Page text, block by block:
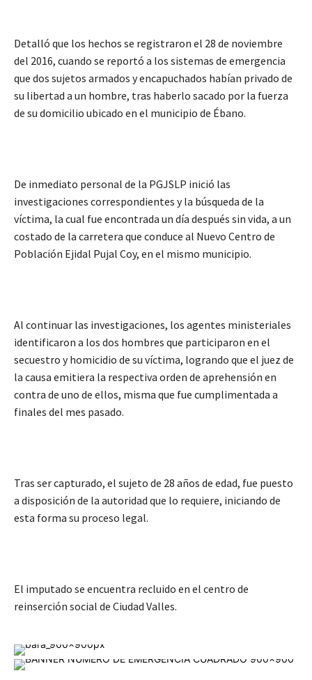
Detalló que los hechos se registraron el 28 de noviembre
del 2016, cuando se reportó a los sistemas de emergencia
que dos sujetos armados y encapuchados habían privado de
su libertad a un hombre, tras haberlo sacado por la fuerza
de su domicilio ubicado en el municipio de Ébano.
De inmediato personal de la PGJSLP inició las
investigaciones correspondientes y la búsqueda de la
víctima, la cual fue encontrada un día después sin vida, a un
costado de la carretera que conduce al Nuevo Centro de
Población Ejidal Pujal Coy, en el mismo municipio.
Al continuar las investigaciones, los agentes ministeriales
identificaron a los dos hombres que participaron en el
secuestro y homicidio de su víctima, logrando que el juez de
la causa emitiera la respectiva orden de aprehensión en
contra de uno de ellos, misma que fue cumplimentada a
finales del mes pasado.
Tras ser capturado, el sujeto de 28 años de edad, fue puesto
a disposición de la autoridad que lo requiere, iniciando de
esta forma su proceso legal.
El imputado se encuentra recluido en el centro de
reinserción social de Ciudad Valles.